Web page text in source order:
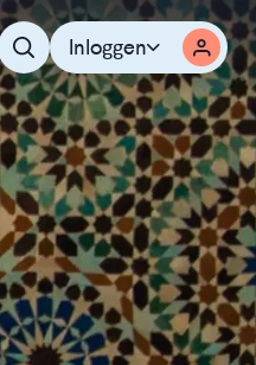
Inloggen